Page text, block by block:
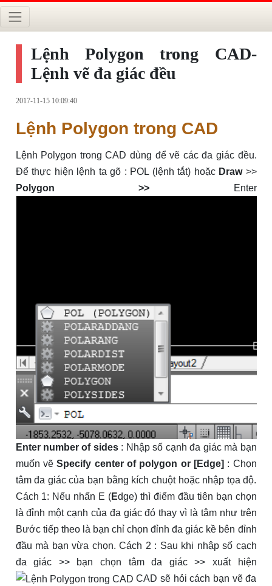
Lệnh Polygon trong CAD-
Lệnh vẽ đa giác đều
2017-11-15 10:09:40
Lệnh Polygon trong CAD
Lệnh Polygon trong CAD dùng để vẽ các đa giác đều.
Để thực hiện lệnh ta gõ : POL (lệnh tắt) hoặcDraw>>
Polygon >>
Enter
Enter number of sides: Nhập số cạnh đa giác mà bạn
muốn vẽSpecify center of polygon or [Edge] : Chọn
tâm đa giác của bạn bằng kích chuột hoặc nhập tọa độ.
Cách 1: Nếu nhấn E (Edge) thì điểm đầu tiên bạn chọn
là đỉnh một cạnh của đa giác đó thay vì là tâm như trên
Bước tiếp theo là bạn chỉ chọn đỉnh đa giác kề bên đỉnh
đầu mà bạn vừa chọn. Cách 2 : Sau khi nhập số cạch
đa giác >> bạn chọn tâm đa giác >> xuất hiện
CAD sẽ hỏi cách bạn vẽ đa